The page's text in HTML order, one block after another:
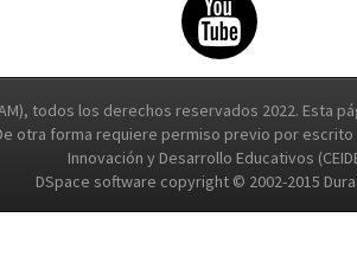
todos los derechos reservados 2022.
otra forma requiere permiso previo por
Innovación y Desarrollo Educativos
DSpace software copyright © 2002-2015